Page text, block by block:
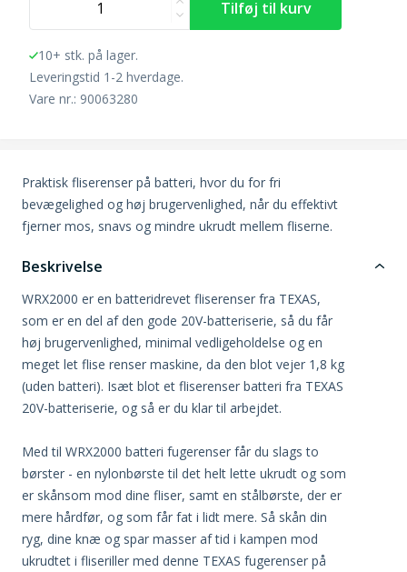
10+ stk. på lager.
Leveringstid 1-2 hverdage.
Vare nr.: 90063280
Praktisk fliserenser på batteri, hvor du for fri
bevægelighed og høj brugervenlighed, når du effektivt
fjerner mos, snavs og mindre ukrudt mellem fliserne.
Beskrivelse
WRX2000 er en batteridrevet fliserenser fra TEXAS,
som er en del af den gode 20V-batteriserie, så du får
høj brugervenlighed, minimal vedligeholdelse og en
meget let flise renser maskine, da den blot vejer 1,8 kg
(uden batteri). Isæt blot et fliserenser batteri fra TEXAS
20V-batteriserie, og så er du klar til arbejdet.
Med til WRX2000 batteri fugerenser får du slags to
børster - en nylonbørste til det helt lette ukrudt og som
er skånsom mod dine fliser, samt en stålbørste, der er
mere hårdfør, og som får fat i lidt mere. Så skån din
ryg, dine knæ og spar masser af tid i kampen mod
ukrudtet i fliseriller med denne TEXAS fugerenser på